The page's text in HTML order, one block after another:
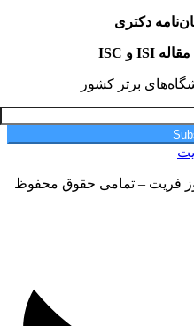
برتر کشور
روز فریت – تمامی حقوق محفوظ